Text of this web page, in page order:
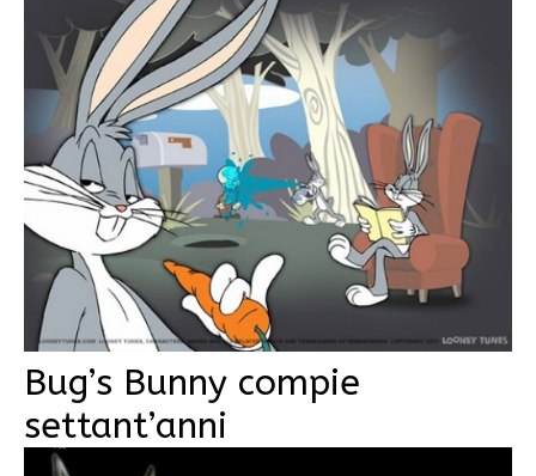
Bug’s Bunny compie
settant’anni